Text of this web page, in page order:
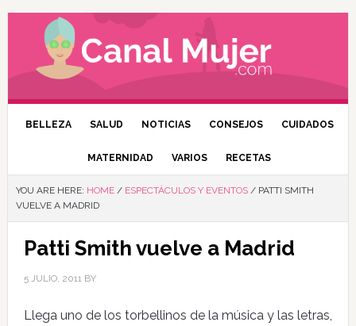
BELLEZA SALUD NOTICIAS CONSEJOS CUIDADOS
MATERNIDAD VARIOS RECETAS
YOU ARE HERE: HOME / ESPECTÁCULOS Y EVENTOS /PATTI SMITH
VUELVE A MADRID
Patti Smith vuelve a Madrid
5 JULIO, 2011BY
Llega uno de los torbellinos de la música y las letras,